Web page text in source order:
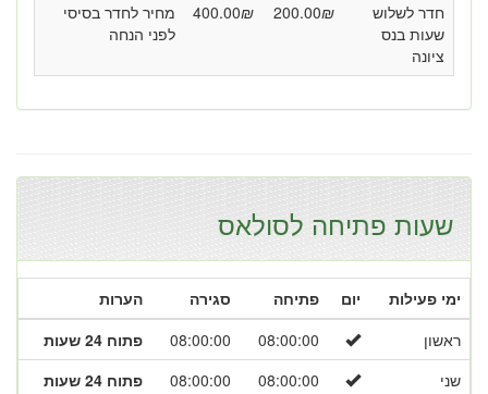
חדר לשלוש
שעות בנס
ציונה
200.00₪
400.00₪
מחיר לחדר בסיסי
לפני הנחה
שעות פתיחה לסולאס
ימי פעילות יום פתיחה סגירה
הערות
ראשון
08:00:00
08:00:00
פתוח 24 שעות
שני
08:00:00
08:00:00
פתוח 24 שעות